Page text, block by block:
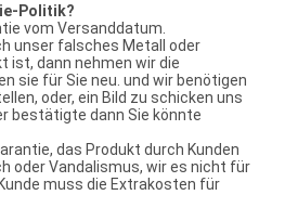
Politik?
vom Versanddatum.
unser falsches Metall oder
ist, dann nehmen wir die
sie für Sie neu. und wir benötigen
oder, ein Bild zu schicken uns
bestätigte dann Sie könnte
das Produkt durch Kunden
oder Vandalismus, wir es nicht für
muss die Extrakosten für